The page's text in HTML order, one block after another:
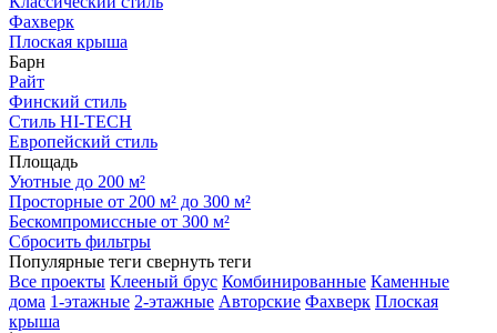
Фахверк
Плоская крыша
Барн
Райт
Финский стиль
Стиль HI-TECH
Европейский стиль
Площадь
Уютные до 200 м²
Просторные от 200 м² до 300 м²
Бескомпромиссные от 300 м²
Сбросить фильтры
Популярные теги свернуть теги
Все проекты Клееный брус Комбинированные Каменные
дома 1-этажные 2-этажные Авторские Фахверк Плоская
крыша